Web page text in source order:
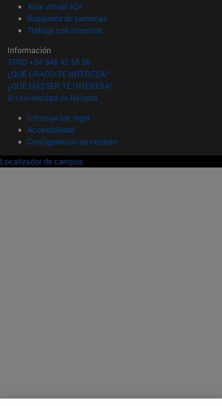
Aula virtual ADI
Búsqueda de personas(abre en nueva ventana)
Trabaja con nosotros(abre en nueva ventana)
Información
TFNO +34 948 42 56 00
¿QUÉ GRADO TE INTERESA?
¿QUÉ MÁSTER TE INTERESA?
© Universidad de Navarra
Información legal
Accesibilidad
Configuración de cookies
Localizador de campus